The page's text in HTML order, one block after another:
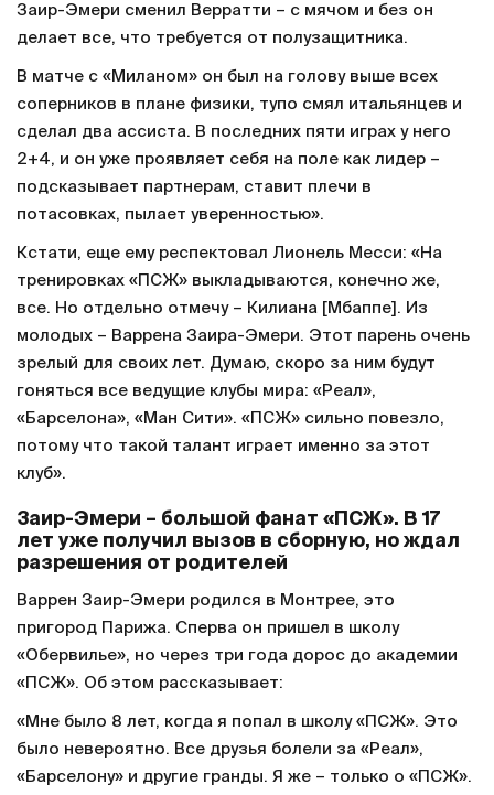
Заир-Эмери сменил Верратти – с мячом и без он
делает все, что требуется от полузащитника.
В матче с «Миланом» он был на голову выше всех
соперников в плане физики, тупо смял итальянцев и
сделал два ассиста. В последних пяти играх у него
2+4, и он уже проявляет себя на поле как лидер –
подсказывает партнерам, ставит плечи в
потасовках, пылает уверенностью».
Кстати, еще ему респектовал Лионель Месси: «На
тренировках «ПСЖ» выкладываются, конечно же,
все. Но отдельно отмечу – Килиана [Мбаппе]. Из
молодых – Варрена Заира-Эмери. Этот парень очень
зрелый для своих лет. Думаю, скоро за ним будут
гоняться все ведущие клубы мира: «Реал»,
«Барселона», «Ман Сити». «ПСЖ» сильно повезло,
потому что такой талант играет именно за этот
клуб».
Заир-Эмери – большой фанат «ПСЖ». В 17
лет уже получил вызов в сборную, но ждал
разрешения от родителей
Варрен Заир-Эмери родился в Монтрее, это
пригород Парижа. Сперва он пришел в школу
«Обервилье», но через три года дорос до академии
«ПСЖ». Об этом рассказывает:
«Мне было 8 лет, когда я попал в школу «ПСЖ». Это
было невероятно. Все друзья болели за «Реал»,
«Барселону» и другие гранды. Я же – только о «ПСЖ».